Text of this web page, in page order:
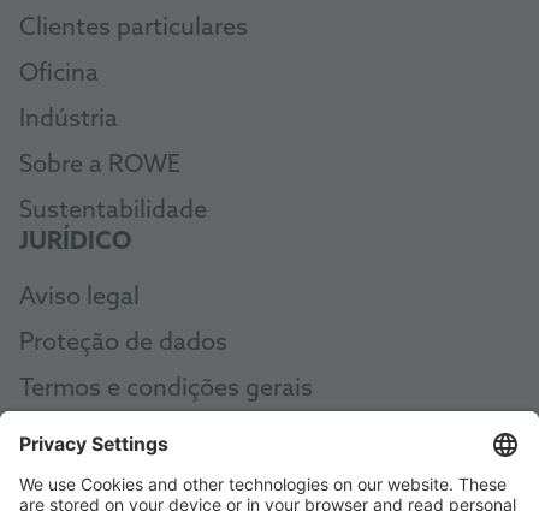
Clientes particulares
Oficina
Indústria
Sobre a ROWE
Sustentabilidade
JURÍDICO
Aviso legal
Proteção de dados
Termos e condições gerais
AEB
Code of Conduct